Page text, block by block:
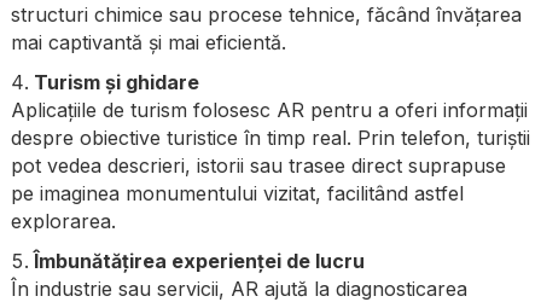
structuri chimice sau procese tehnice, făcând învățarea
mai captivantă și mai eficientă.
Turism și ghidare
Aplicațiile de turism folosesc AR pentru a oferi informații
despre obiective turistice în timp real. Prin telefon, turiștii
pot vedea descrieri, istorii sau trasee direct suprapuse
pe imaginea monumentului vizitat, facilitând astfel
explorarea.
Îmbunătățirea experienței de lucru
În industrie sau servicii, AR ajută la diagnosticarea